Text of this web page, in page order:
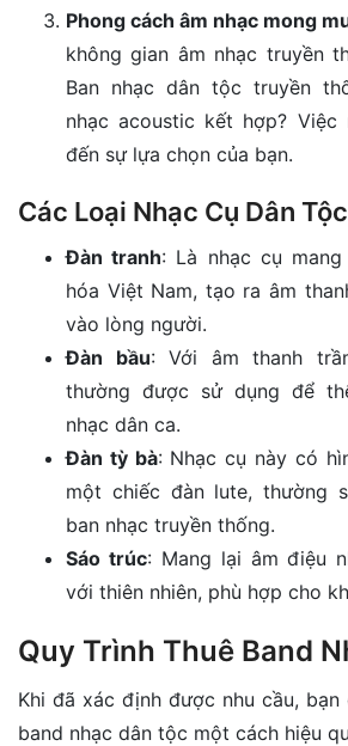
Phong cách âm nhạc mong
không gian âm nhạc truyền
Ban nhạc dân tộc truyền
nhạc acoustic kết hợp? Việc
đến sự lựa chọn của bạn.
Các Loại Nhạc Cụ Dân
Đàn tranh: Là nhạc cụ
hóa Việt Nam, tạo ra âm
vào lòng người.
Đàn bầu: Với âm thanh
thường được sử dụng để
nhạc dân ca.
Đàn tỳ bà: Nhạc cụ này có
một chiếc đàn lute, thường
ban nhạc truyền thống.
Sáo trúc: Mang lại âm điệu
với thiên nhiên, phù hợp cho
Quy Trình Thuê Band
Khi đã xác định được nhu cầu,
band nhạc dân tộc một cách hiệu